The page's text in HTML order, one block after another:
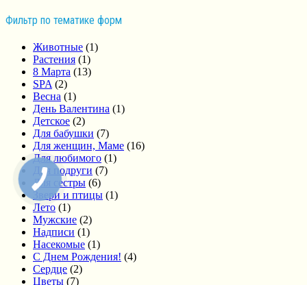
Фильтр по тематике форм
Животные (1)
Растения (1)
8 Марта (13)
SPA (2)
Весна (1)
День Валентина (1)
Детское (2)
Для бабушки (7)
Для женщин, Маме (16)
Для любимого (1)
Для подруги (7)
Для сестры (6)
Звери и птицы (1)
Лето (1)
Мужские (2)
Надписи (1)
Насекомые (1)
С Днем Рождения! (4)
Сердце (2)
Цветы (7)